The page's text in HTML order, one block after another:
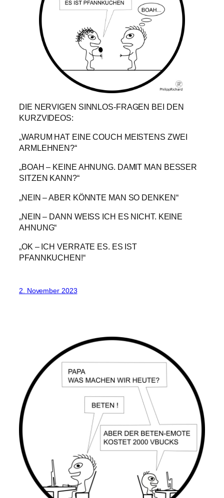
DIE NERVIGEN SINNLOS-FRAGEN BEI DEN
KURZVIDEOS:
„WARUM HAT EINE COUCH MEISTENS ZWEI
ARMLEHNEN?“
„BOAH – KEINE AHNUNG. DAMIT MAN BESSER
SITZEN KANN?“
„NEIN – ABER KÖNNTE MAN SO DENKEN“
„NEIN – DANN WEISS ICH ES NICHT. KEINE
AHNUNG“
„OK – ICH VERRATE ES. ES IST
PFANNKUCHEN!“
2. November 2023